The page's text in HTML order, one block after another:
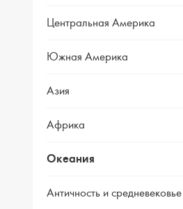
Центральная Америка
Южная Америка
Азия
Африка
Океания
Античность и средневековье